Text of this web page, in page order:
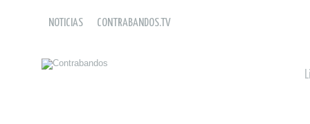
NOTICIAS CONTRABANDOS.TV